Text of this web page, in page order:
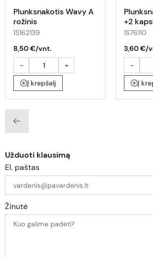
Plunksnakotis Wavy A
rožinis
1S162139
8,50 €/vnt.
-
+
Į krepšelį
+2
1S76110
3,60 €/
-
Į
Užduoti klausimą
El. paštas
Žinutė